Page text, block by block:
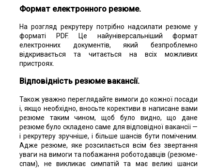
Формат електронного резюме.
На розгляд рекрутеру потрібно надсилати резюме у
форматі PDF. Це найуніверсальніший формат
електронних документів, який безпроблемно
відкривається та читається на всіх можливих
пристроях.
Відповідність резюме вакансії.
Також уважно переглядайте вимоги до кожної посади
і, якщо необхідно, вносьте корективи в написане вами
резюме таким чином, щоб було видно, що дане
резюме було складено саме для відповідної вакансії —
і рекрутеру зручніше, і більше шансів бути поміченим.
Адже резюме, яке розсилається всім без звертання
уваги на вимоги та побажання роботодавців (резюме-
спам), не викликає симпатій та має великі шанси